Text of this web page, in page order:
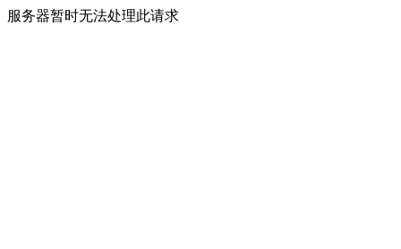
服务器暂时无法处理此请求